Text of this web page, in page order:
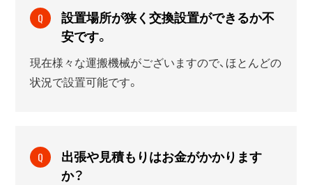
Q
設置場所が狭く交換設置ができるか不
安です。
現在様々な運搬機械がございますので、ほとんどの
状況で設置可能です。
Q
出張や見積もりはお金がかかります
か？